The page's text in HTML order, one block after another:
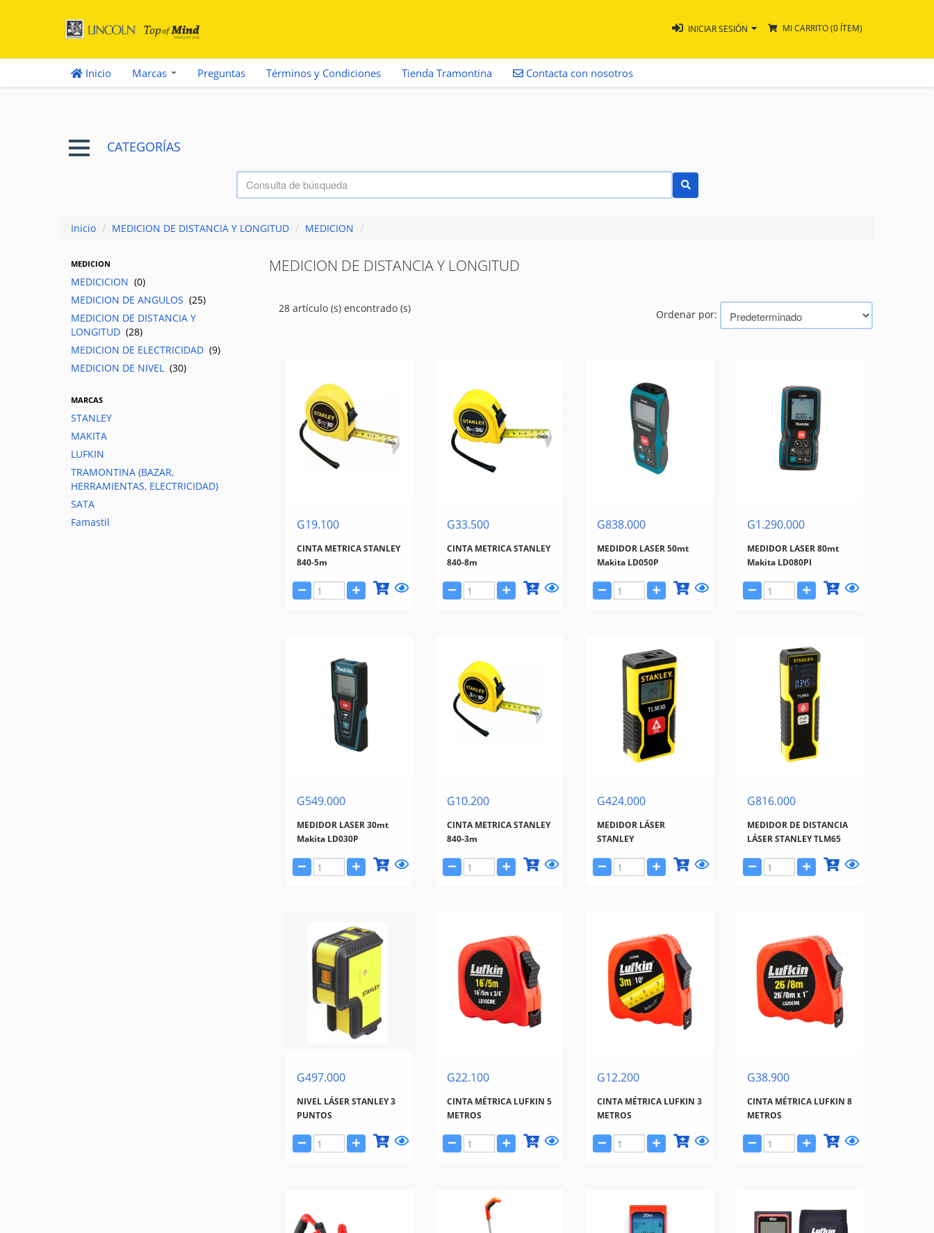
INICIAR SESIÓN MI CARRITO(0 ÍTEM)
Inicio Marcas Preguntas Términos y Condiciones Tienda Tramontina Contacta con nosotros
CATEGORÍAS
Inicio / MEDICION DE DISTANCIA Y LONGITUD / MEDICION /
MEDICION
MEDICICION (0)
MEDICION DE ANGULOS (25)
MEDICION DE DISTANCIA Y
LONGITUD (28)
MEDICION DE ELECTRICIDAD (9)
MEDICION DE NIVEL (30)
MARCAS
STANLEY
MAKITA
LUFKIN
TRAMONTINA (BAZAR,
HERRAMIENTAS, ELECTRICIDAD)
SATA
Famastil
MEDICION DE DISTANCIA Y LONGITUD
28 artículo (s) encontrado (s) Ordenar por:
G19.100
CINTA METRICA STANLEY
840-5m
G33.500
CINTA METRICA STANLEY
840-8m
G838.000
MEDIDOR LASER 50mt
Makita LD050P
G1.290.000
MEDIDOR LASER 80mt
Makita LD080PI
G549.000
MEDIDOR LASER 30mt
Makita LD030P
G10.200
CINTA METRICA STANLEY
840-3m
G424.000
MEDIDOR LÁSER
STANLEY
G816.000
MEDIDOR DE DISTANCIA
LÁSER STANLEY TLM65
G497.000
NIVEL LÁSER STANLEY 3
PUNTOS
G22.100
CINTA MÉTRICA LUFKIN 5
METROS
G12.200
CINTA MÉTRICA LUFKIN 3
METROS
G38.900
CINTA MÉTRICA LUFKIN 8
METROS